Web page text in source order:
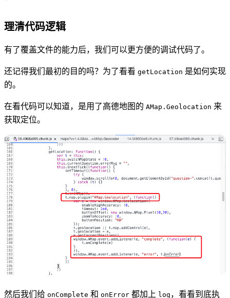
理清代码逻辑
有了覆盖文件的能力后，我们可以更方便的调试代码了。
还记得我们最初的目的吗？为了看看 getLocation 是如何实现
的。
在看代码可以知道，是用了高德地图的 AMap.Geolocation 来
获取定位。
然后我们给 onComplete 和 onError 都加上 log ，看看到底执